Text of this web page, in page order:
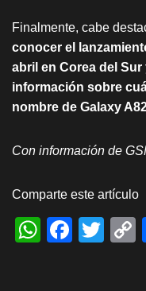
Finalmente, cabe
conocer el
abril en Corea del
información sobre
nombre de Galaxy
Con información de
Comparte este artículo
W
F
T